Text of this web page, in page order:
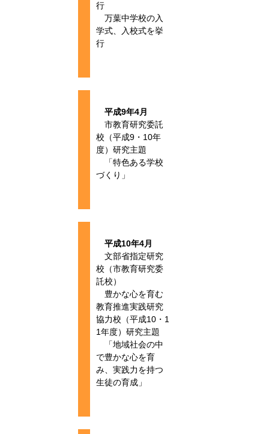
行
万葉中学校の入
学式、入校式を挙
行
平成9年4月
市教育研究委託
校（平成9・10年
度）研究主題
「特色ある学校
づくり」
平成10年4月
文部省指定研究
校（市教育研究委
託校）
豊かな心を育む
教育推進実践研究
協力校（平成10・1
1年度）研究主題
「地域社会の中
で豊かな心を育
み、実践力を持つ
生徒の育成」